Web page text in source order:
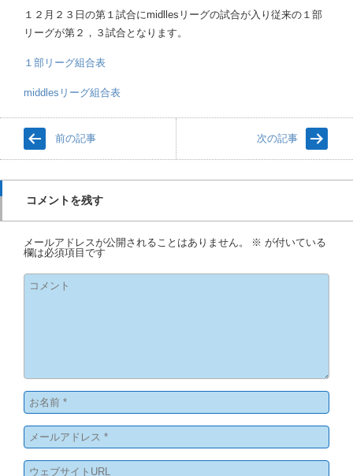
１２月２３日の第１試合にmidllesリーグの試合が入り従来の１部
リーグが第２，３試合となります。
１部リーグ組合表
middlesリーグ組合表
前の記事 次の記事
コメントを残す
メールアドレスが公開されることはありません。 ※ が付いている
欄は必須項目です